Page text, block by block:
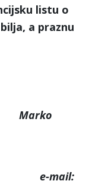
listu o
a praznu
Marko